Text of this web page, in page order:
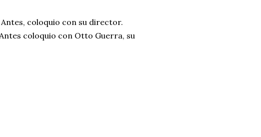
coloquio con su director.
coloquio con Otto Guerra, su